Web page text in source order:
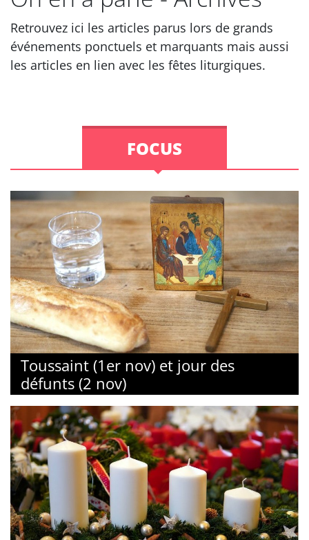
Retrouvez ici les articles parus lors de grands
événements ponctuels et marquants mais aussi
les articles en lien avec les fêtes liturgiques.
FOCUS
Toussaint (1er nov) et jour des
défunts (2 nov)